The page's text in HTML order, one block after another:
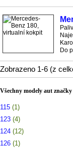
Do
Zobrazeno 1-6 (z
Všechny modely aut značky
115 (1)
123 (4)
124 (12)
126 (1)